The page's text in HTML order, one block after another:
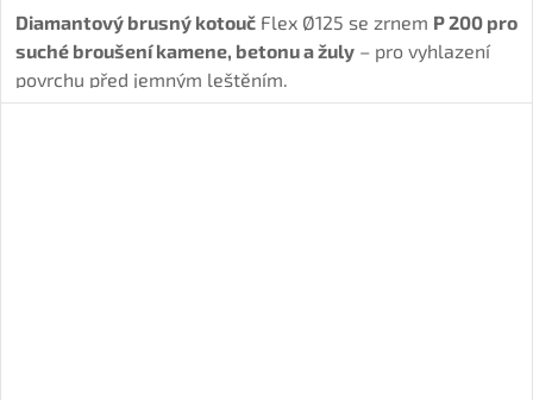
Diamantový brusný kotouč Flex Ø125 se zrnem P 200 pro
suché broušení kamene, betonu a žuly – pro vyhlazení
povrchu před jemným leštěním.